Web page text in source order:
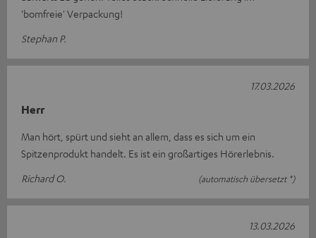
'bomfreie' Verpackung!
Stephan P.
Herr
Man hört, spürt und sieht an allem, dass es sich um ein
Spitzenprodukt handelt. Es ist ein großartiges Hörerlebnis.
Richard O.
(automatisch übersetzt *)
17.03.2026
13.03.2026